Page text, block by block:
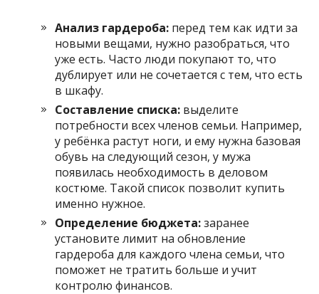
Анализ гардероба: перед тем как идти за
новыми вещами, нужно разобраться, что
уже есть. Часто люди покупают то, что
дублирует или не сочетается с тем, что есть
в шкафу.
Составление списка: выделите
потребности всех членов семьи. Например,
у ребёнка растут ноги, и ему нужна базовая
обувь на следующий сезон, у мужа
появилась необходимость в деловом
костюме. Такой список позволит купить
именно нужное.
Определение бюджета:заранее
установите лимит на обновление
гардероба для каждого члена семьи, что
поможет не тратить больше и учит
контролю финансов.